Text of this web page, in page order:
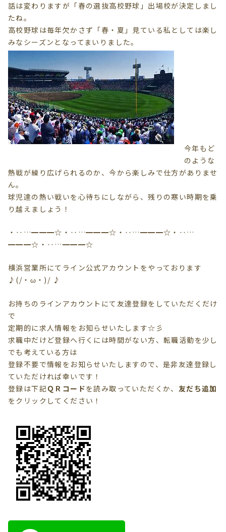
話は変わりますが「春の選抜高校野球」出場校が決定しまし
たね。
高校野球は毎年欠かさず「春・夏」見ている私としては楽し
みなシーズンとなってまいりました。
今年もど
のような
熱戦が繰り広げられるのか、今から楽しみで仕方がありませ
ん。
球児達の熱い戦いを心待ちにしながら、残りの寒い時期を乗
り越えましょう！
・‥…━━━☆・‥…━━━☆・‥…━━━☆・‥…
━━━☆・‥…━━━☆
横浜営業所にてライン公式アカウントをやっております
♪(/・ω・)/ ♪
お持ちのラインアカウントにて友達登録をしていただくだけ
で
定期的に求人情報をお知らせいたします☆彡
求職中だけど登録へ行くには時間がない方、転職活動を少し
でも考えている方は
登録不要で情報を お知らせいたしますので、是非友達登録し
ていただければ幸いです！
登録は下記ＱＲコードを読み取っていただくか、 友だち追加
をクリック してください！